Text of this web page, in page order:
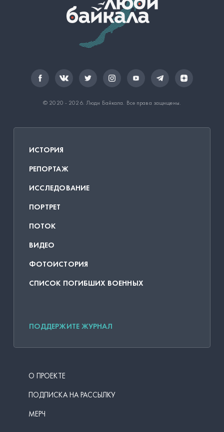
© 2020 - 2026. Люди Байкала . Все права защищены.
ИСТОРИЯ
РЕПОРТАЖ
ИССЛЕДОВАНИЕ
ПОРТРЕТ
ПОТОК
ВИДЕО
ФОТОИСТОРИЯ
СПИСОК ПОГИБШИХ ВОЕННЫХ
ПОДДЕРЖИТЕ ЖУРНАЛ
О ПРОЕКТЕ
ПОДПИСКА НА РАССЫЛКУ
МЕРЧ